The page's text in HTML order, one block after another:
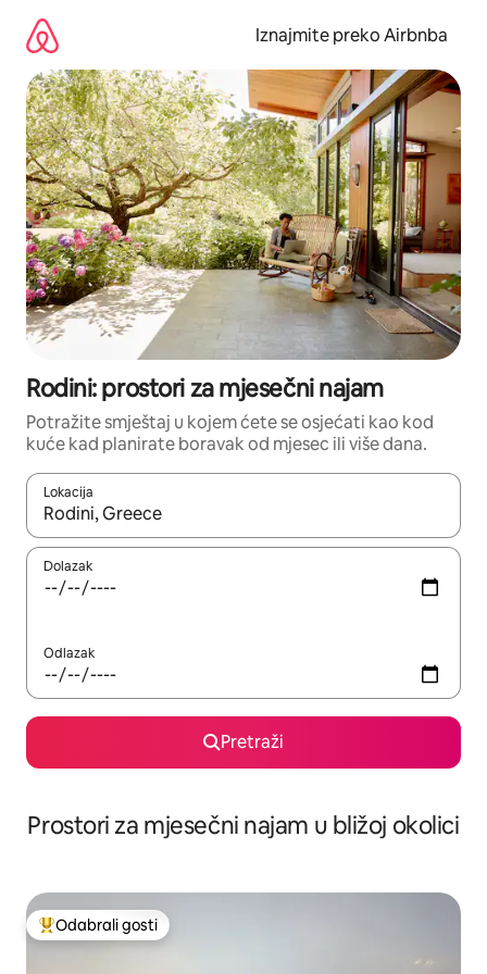
sadržaj
Iznajmite preko Airbnba
Rodini: prostori za mjesečni najam
Potražite smještaj u kojem ćete se osjećati kao kod
kuće kad planirate boravak od mjesec ili više dana.
Lokacija
Kada budu dostupni rezultati, moći ćete ih pregledati
Dolazak
Odlazak
Pretraži
Prostori za mjesečni najam u bližoj okolici
Među najviše rangiranima s oznakom „Odabrali gosti”
Odabrali gosti